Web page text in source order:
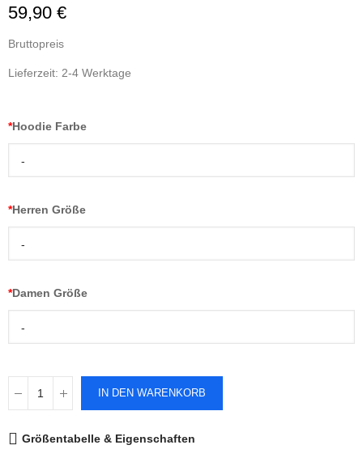
59,90 €
Bruttopreis
Lieferzeit: 2-4 Werktage
*Hoodie Farbe
-
*Herren Größe
-
*Damen Größe
-
IN DEN WARENKORB
Größentabelle & Eigenschaften